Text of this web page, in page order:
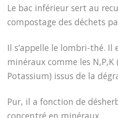
Le bac inférieur sert au
compostage des déchets
Il s’appelle le lombri-thé. Il
minéraux comme les N,P,K
Potassium) issus de la
Pur, il a fonction de
concentré en minéraux.